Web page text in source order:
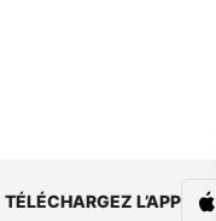
TÉLÉCHARGEZ L’APP